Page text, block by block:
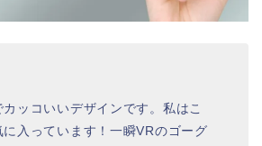
ッコいいデザインです。私はこ
入っています！一瞬VRのゴーグ